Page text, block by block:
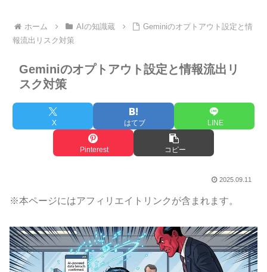
ホーム AIの知識蔵
Geminiのオプトアウト設定と情
報流出リスク対策
Geminiのオプトアウト設定と情報流出リ
スク対策
X はてブ LINE
Pinterest コピー
2025.09.11
※本ページにはアフィリエイトリンクが含まれます。